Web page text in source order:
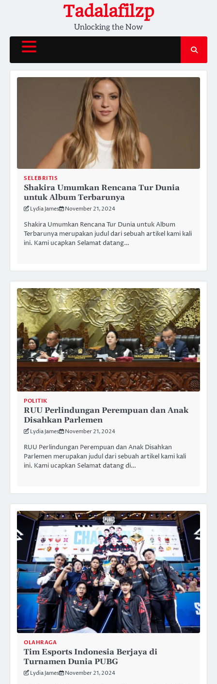
Tadalafilzp
Unlocking the Now
SELEBRITIS
Shakira Umumkan Rencana Tur Dunia
untuk Album Terbarunya
Lydia James November 21, 2024
Shakira Umumkan Rencana Tur Dunia untuk Album
Terbarunya merupakan judul dari sebuah artikel kami kali
ini. Kami ucapkan Selamat datang…
POLITIK
RUU Perlindungan Perempuan dan Anak
Disahkan Parlemen
Lydia James November 21, 2024
RUU Perlindungan Perempuan dan Anak Disahkan
Parlemen merupakan judul dari sebuah artikel kami kali
ini. Kami ucapkan Selamat datang di…
OLAHRAGA
Tim Esports Indonesia Berjaya di
Turnamen Dunia PUBG
Lydia James November 21, 2024